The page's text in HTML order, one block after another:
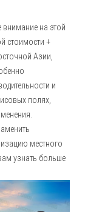
внимание на этой
стоимости +
Азии,
и
полях,
местного
узнать больше